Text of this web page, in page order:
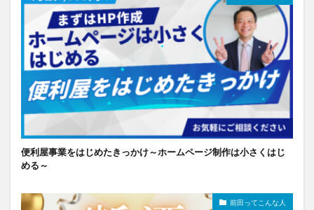
便利屋事業をはじめたきっかけ～ホームページ制作は小さくはじ
める～
前田ってこんな人